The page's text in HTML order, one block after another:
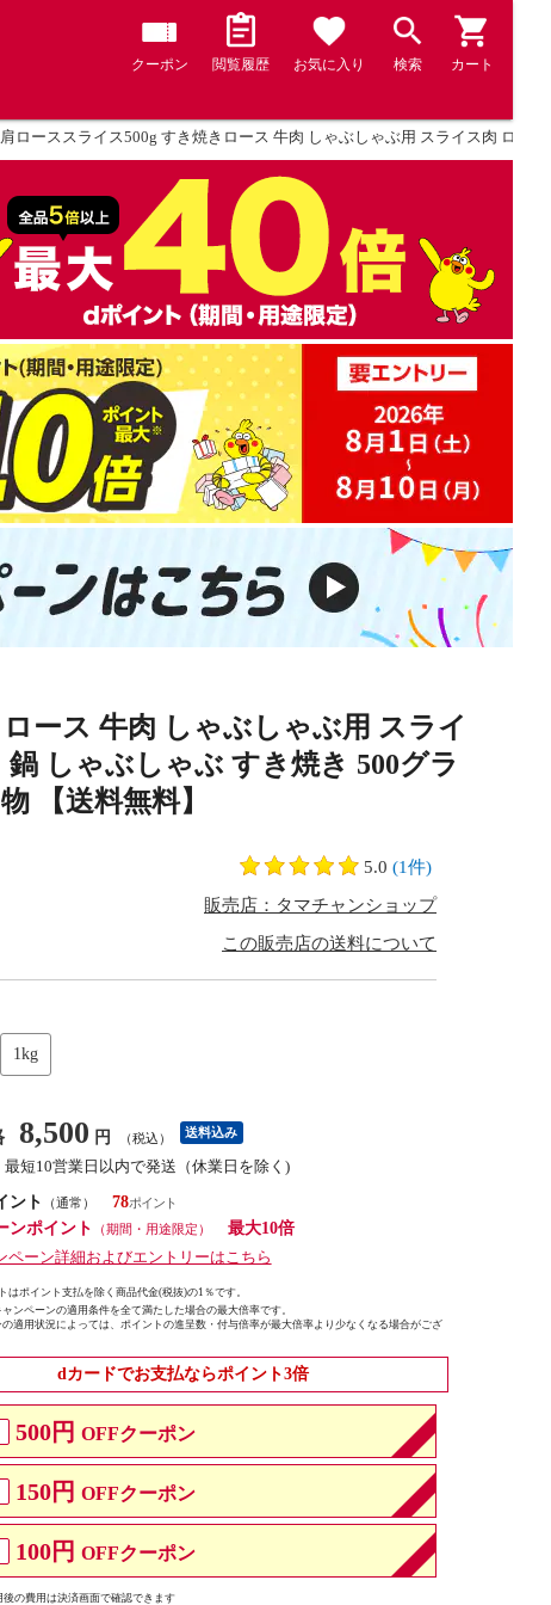
クーポン 閲覧履歴 お気に入り 検索 カート
ローススライス500g すき焼きロース 牛肉 しゃぶしゃぶ用 スライス肉 ロー
ース 牛肉 しゃぶしゃぶ用 スライ
しゃぶしゃぶ すき焼き 500グラ
【送料無料】
5.0 (1件)
販売店：タマチャンショップ
この販売店の送料について
1kg
8,500 円 （税込） 送料込み
最短10営業日以内で発送（休業日を除く)
ント
（通常）
78
ンポイント
（期間・用途限定）
最大10倍
ペーン詳細およびエントリーはこちら
はポイント支払を除く商品代金(税抜)の1％です。
ンペーンの適用条件を全て満たした場合の最大倍率です。
適用状況によっては、ポイントの進呈数・付与倍率が最大倍率より少なくなる場合がござ
dカードでお支払ならポイント3倍
500円 OFFクーポン
150円 OFFクーポン
100円 OFFクーポン
の費用は決済画面で確認できます